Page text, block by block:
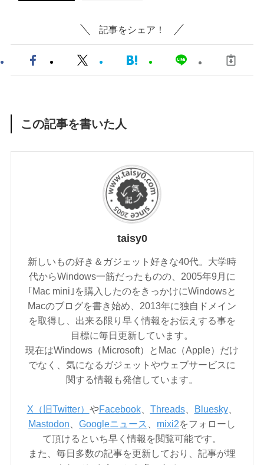
記事をシェア！
この記事を書いた人
taisy0
新しいもの好き＆ガジェット好きな40代。大学時
代からWindows一筋だったものの、2005年9月に
｢Mac mini｣を購入したのをきっかけにWindowsと
Macのブログを書き始め、2013年に独自ドメイン
を取得し、出来る限り早く情報をお伝えする事を
目標に毎日更新しています。
現在はWindows（Microsoft）とMac（Apple）だけ
でなく、気になるガジェットやウェブサービスに
関する情報も発信しています。
X（旧Twitter） やFacebook、 Threads、 Bluesky、
Mastodon
Googleニュース mixi2をフォローし
て頂けるといち早く情報を閲覧可能です。
また、毎日多数の記事を更新しており、記事が埋